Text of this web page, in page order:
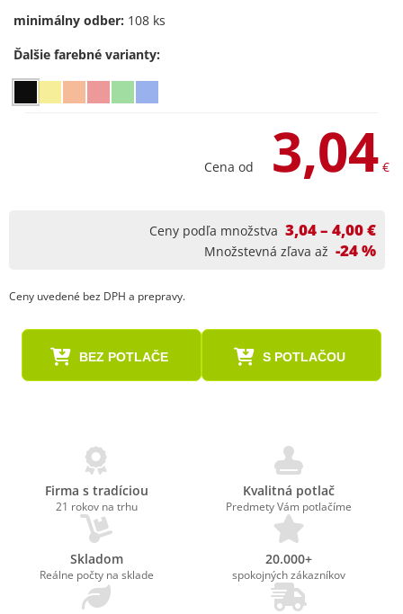
minimálny odber: 108 ks
Ďalšie farebné varianty:
Cena od 3,04 €
Ceny podľa množstva 3,04 – 4,00 €
Množstevná zľava až -24 %
Ceny uvedené bez DPH a prepravy.
BEZ POTLAČE S POTLAČOU
Firma s tradíciou
21 rokov na trhu
Kvalitná potlač
Predmety Vám potlačíme
Skladom
Reálne počty na sklade
20.000+
spokojných zákazníkov